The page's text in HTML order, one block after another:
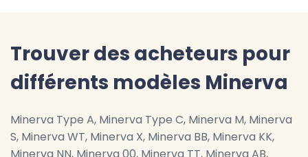
Trouver des acheteurs pour
différents modèles Minerva
Minerva Type A, Minerva Type C, Minerva M, Minerva
S, Minerva WT, Minerva X, Minerva BB, Minerva KK,